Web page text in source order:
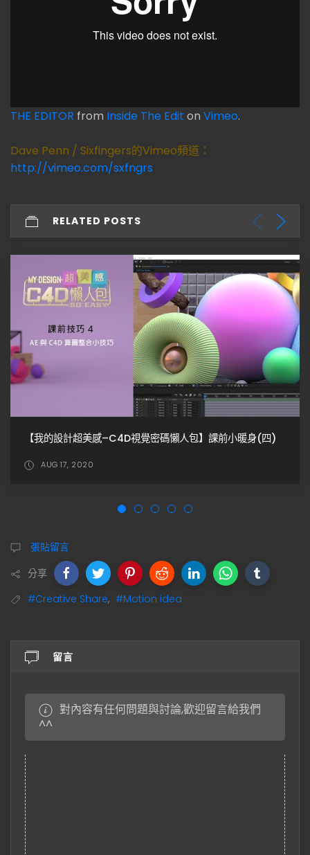
THE EDITOR from Inside The Edit on Vimeo.
Dave Penn / Sixfingers的Vimeo頻道：
http://vimeo.com/sxfngrs
RELATED POSTS
【我的設計超美感–C4D視覺密碼懶人包】課前小暖身(四)
AUG 17, 2020
張貼留言
分享
#Creative Share, #Motion idea
留言
對內容有任何問題與討論,歡迎留言給我們
^^